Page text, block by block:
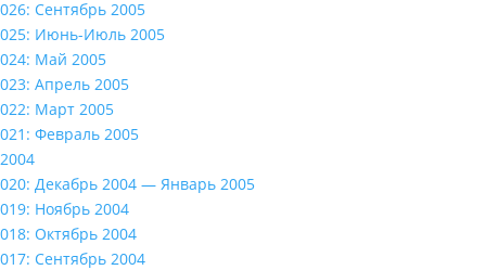
026: Сентябрь 2005
025: Июнь-Июль 2005
024: Май 2005
023: Апрель 2005
022: Март 2005
021: Февраль 2005
2004
020: Декабрь 2004 — Январь 2005
019: Ноябрь 2004
018: Октябрь 2004
017: Сентябрь 2004